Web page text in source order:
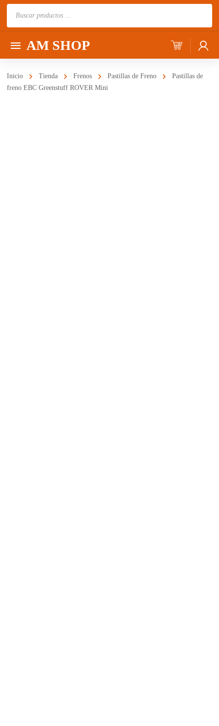
AM SHOP
Inicio Tienda Frenos Pastillas de Freno
Pastillas de
freno EBC Greenstuff ROVER Mini